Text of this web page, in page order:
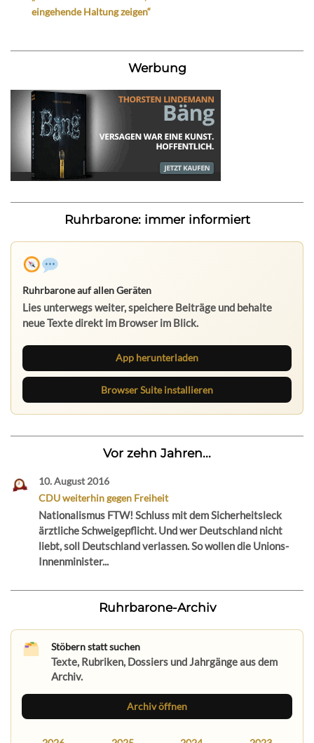
eingehende Haltung zeigen“
Werbung
Ruhrbarone: immer informiert
Ruhrbarone auf allen Geräten
Lies unterwegs weiter, speichere Beiträge und behalte
neue Texte direkt im Browser im Blick.
App herunterladen
Browser Suite installieren
Vor zehn Jahren...
10. August 2016
CDU weiterhin gegen Freiheit
Nationalismus FTW! Schluss mit dem Sicherheitsleck
ärztliche Schweigepflicht. Und wer Deutschland nicht
liebt, soll Deutschland verlassen. So wollen die Unions-
Innenminister...
Ruhrbarone-Archiv
Stöbern statt suchen
Texte, Rubriken, Dossiers und Jahrgänge aus dem
Archiv.
Archiv öffnen